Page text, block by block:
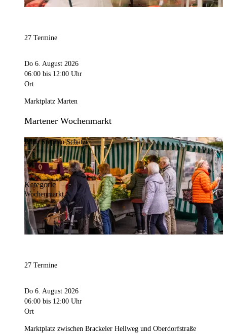
27 Termine
Do 6. August 2026
06:00 bis 12:00 Uhr
Ort
Marktplatz Marten
Martener Wochenmarkt
Bild:Stephan Schütze
Kategorie
Wochenmarkt
27 Termine
Do 6. August 2026
06:00 bis 12:00 Uhr
Ort
Marktplatz zwischen Brackeler Hellweg und Oberdorfstraße